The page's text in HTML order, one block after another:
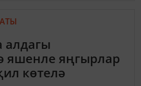
алдагы
яшенле яңгырлар
көтелә